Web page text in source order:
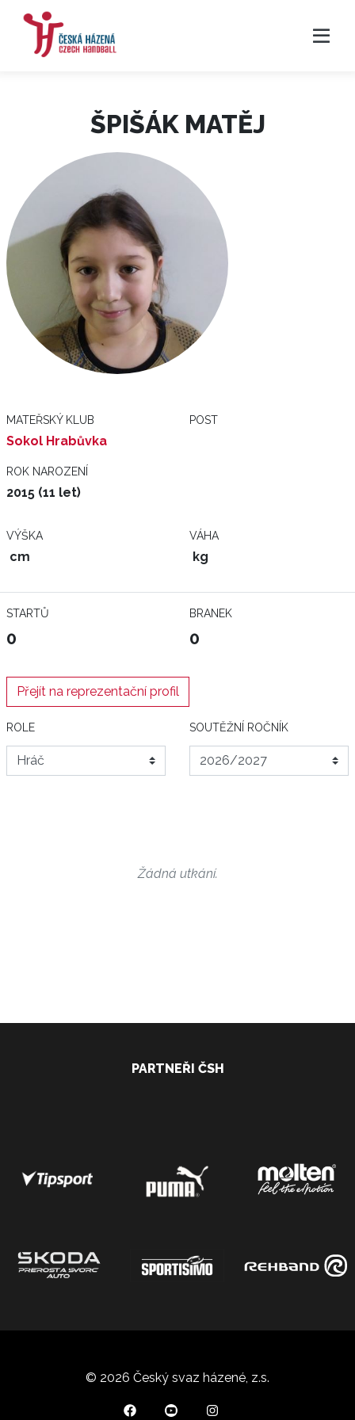
ŠPIŠÁK MATĚJ
MATEŘSKÝ KLUB
Sokol Hrabůvka
POST
ROK NAROZENÍ
2015 (11 let)
VÝŠKA
cm
VÁHA
kg
STARTŮ
0
BRANEK
0
Přejít na reprezentační profil
ROLE SOUTĚŽNÍ ROČNÍK
Žádná utkání.
PARTNEŘI ČSH
© 2026 Český svaz házené, z.s.